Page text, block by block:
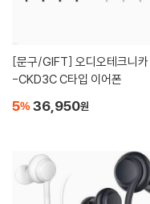
[문구/GIFT]
-CKD3C C타입 이어폰
5% 36,950원